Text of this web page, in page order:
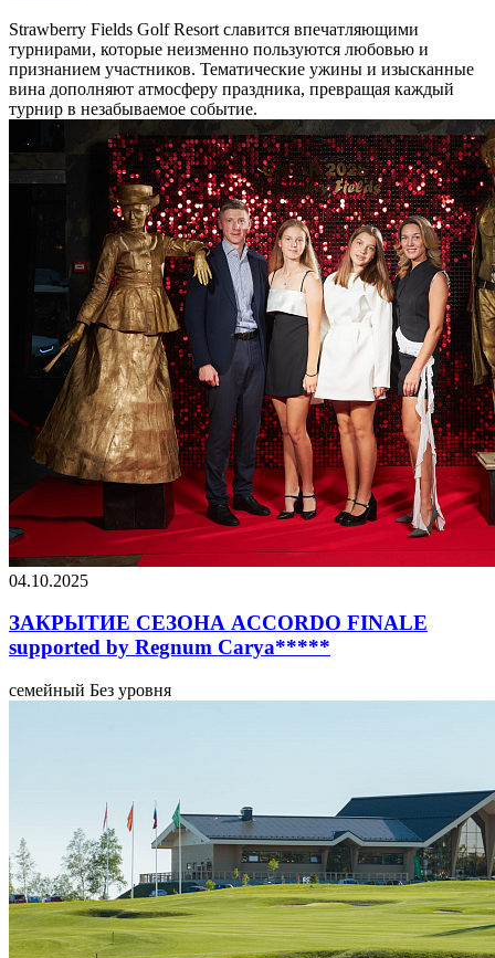
Strawberry Fields Golf Resort славится впечатляющими
турнирами, которые неизменно пользуются любовью и
признанием участников. Тематические ужины и изысканные
вина дополняют атмосферу праздника, превращая каждый
турнир в незабываемое событие.
04.10.2025
ЗАКРЫТИЕ СЕЗОНА ACCORDO FINALE
supported by Regnum Carya*****
семейный Без уровня